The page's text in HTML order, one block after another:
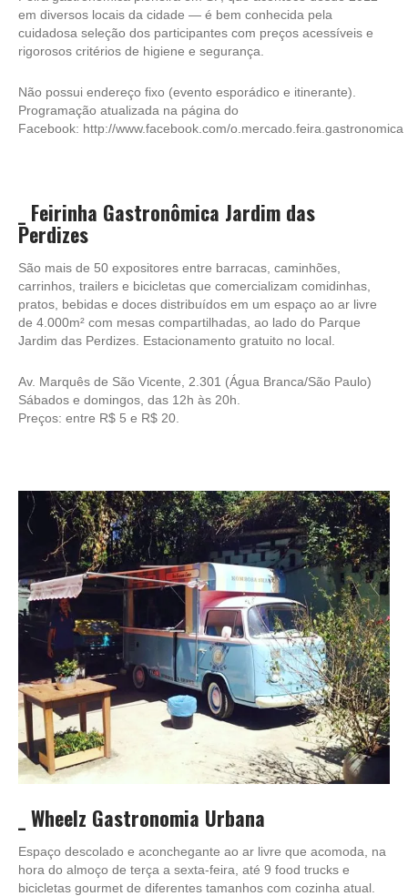
em diversos locais da cidade — é bem conhecida pela
cuidadosa seleção dos participantes com preços acessíveis e
rigorosos critérios de higiene e segurança.
Não possui endereço fixo (evento esporádico e itinerante).
Programação atualizada na página do
Facebook: http://www.facebook.com/o.mercado.feira.gastronomica
Feirinha Gastronômica Jardim das
Perdizes
São mais de 50 expositores entre barracas, caminhões,
carrinhos, trailers e bicicletas que comercializam comidinhas,
pratos, bebidas e doces distribuídos em um espaço ao ar livre
de 4.000m² com mesas compartilhadas, ao lado do Parque
Jardim das Perdizes. Estacionamento gratuito no local.
Av. Marquês de São Vicente, 2.301 (Água Branca/São Paulo)
Sábados e domingos, das 12h às 20h.
Preços: entre R$ 5 e R$ 20.
Wheelz Gastronomia Urbana
Espaço descolado e aconchegante ao ar livre que acomoda, na
hora do almoço de terça a sexta-feira, até 9 food trucks e
bicicletas gourmet de diferentes tamanhos com cozinha atual.